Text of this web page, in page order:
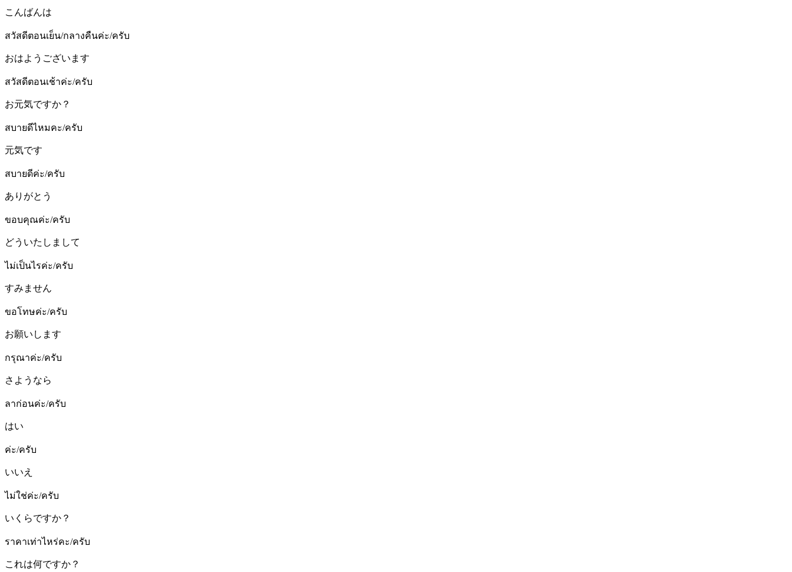
こんばんは
สวัสดีตอนเย็น/กลางคืนค่ะ/ครับ
おはようございます
สวัสดีตอนเช้าค่ะ/ครับ
お元気ですか？
สบายดีไหมคะ/ครับ
元気です
สบายดีค่ะ/ครับ
ありがとう
ขอบคุณค่ะ/ครับ
どういたしまして
ไม่เป็นไรค่ะ/ครับ
すみません
ขอโทษค่ะ/ครับ
お願いします
กรุณาค่ะ/ครับ
さようなら
ลาก่อนค่ะ/ครับ
はい
ค่ะ/ครับ
いいえ
ไม่ใช่ค่ะ/ครับ
いくらですか？
ราคาเท่าไหร่คะ/ครับ
これは何ですか？